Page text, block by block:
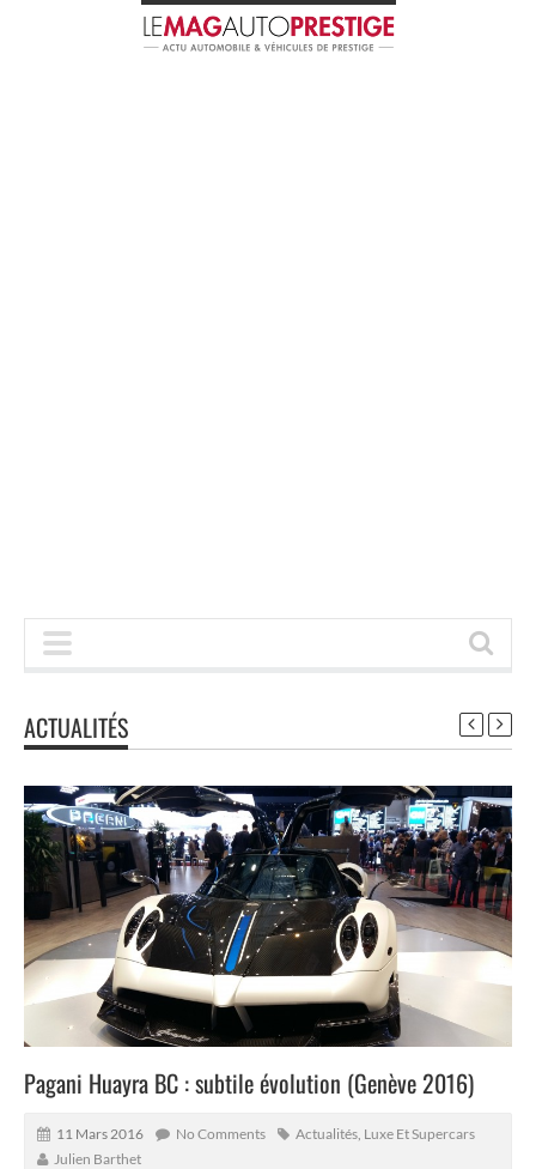
ACTUALITÉS
Pagani Huayra BC : subtile évolution (Genève 2016)
11 Mars 2016 No Comments Actualités Luxe Et Supercars
Julien Barthet